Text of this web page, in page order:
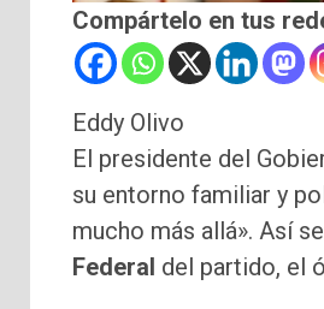
Compártelo en tus
Eddy Olivo
El presidente del
su entorno familiar y
mucho más allá». Así
Federal del partido, el